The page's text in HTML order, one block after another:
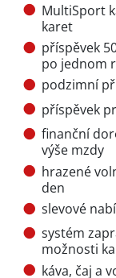
MultiSport
karet
příspěvek
po jednom
podzimní
příspěvek
finanční
výše mzdy
hrazené
den
slevové
systém
možnosti
káva, čaj a